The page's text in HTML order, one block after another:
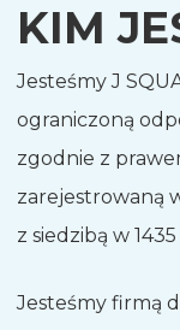
KIM
Jesteśmy J
ograniczoną
zgodnie z
zarejestrowaną
z siedzibą w
Jesteśmy firmą